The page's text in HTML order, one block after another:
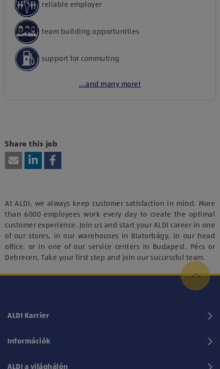
reliable employer
team building opportunities
support for commuting
...and many more!
vagy technológiájának használatához.
Share this job
At ALDI, we always keep customer satisfaction in mind. More
than 6000 employees work every day to create the optimal
customer experience. Join us and start your ALDI career in one
of our stores, in our warehouses in Biatorbágy, in our head
office, or in one of our service centers in Budapest, Pécs or
Debrecen. Take your first step and join our successful team.
ALDI Karrier
Információk
ALDI a világhálón